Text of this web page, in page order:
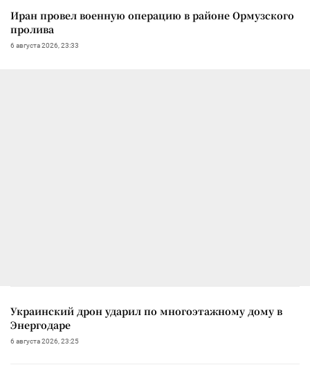
Иран провел военную операцию в районе Ормузского
пролива
6 августа 2026, 23:33
Украинский дрон ударил по многоэтажному дому в
Энергодаре
6 августа 2026, 23:25